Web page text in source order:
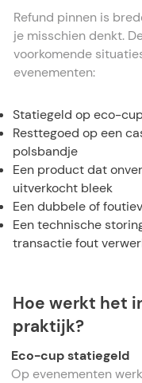
Refund pinnen is
je misschien denkt.
voorkomende
evenementen:
Statiegeld op eco-
Resttegoed op een
polsbandje
Een product dat
uitverkocht bleek
Een dubbele of
Een technische
transactie fout
Hoe werkt het
praktijk?
Eco-cup statiegeld
Op evenementen